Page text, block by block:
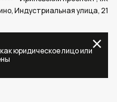
Индустриальная улица, 21
юридическое лицо или